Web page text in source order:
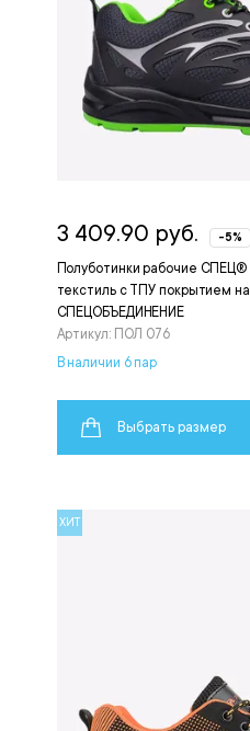
Полуботинки рабочие
текстиль с ТПУ покрытием
СПЕЦОБЪЕДИНЕНИЕ
Артикул: ПОЛ 076
3 409.90 руб. -5%
В наличии 6 пар
Выбрать размер
ХИТ